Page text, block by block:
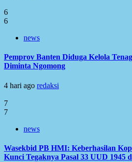
6
6
news
Pemprov Banten Diduga Kelola
Diminta Ngomong
4 hari ago redaksi
7
7
news
Wasekbid PB HMI: Keberhasilan
Kunci Tegaknya Pasal 33 UUD 1945